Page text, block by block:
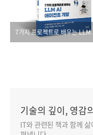
기술의 깊이, 영감
IT와 관련된 책과 함께